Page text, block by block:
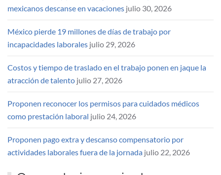
mexicanos descanse en vacaciones julio 30, 2026
México pierde 19 millones de días de trabajo por
incapacidades laborales julio 29, 2026
Costos y tiempo de traslado en el trabajo ponen en jaque la
atracción de talento julio 27, 2026
Proponen reconocer los permisos para cuidados médicos
como prestación laboral julio 24, 2026
Proponen pago extra y descanso compensatorio por
actividades laborales fuera de la jornada julio 22, 2026